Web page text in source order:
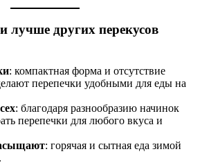
лучше других перекусов
: компактная форма и отсутствие
перепечки удобными для еды на
: благодаря разнообразию начинок
перепечки для любого вкуса и
: горячая и сытная еда зимой